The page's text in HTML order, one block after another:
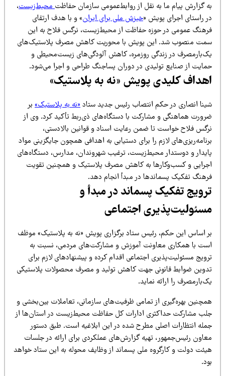
گزارش پیام ما به نقل از روابط‌عمومی سازمان حفاظتمحیط‌زیست،
راستای اجرای پویش «خیزش ملی برای ایران» و با هدف ارتقای
عمومی در حوزه حفاظت از محیط‌زیست، نرگس فلاح به این
منصوب شد. این پویش با محوریت کاهش مصرف پلاستیک‌های
در زندگی روزمره، کاهش آلودگی‌های زیست‌محیطی و
از صنایع تولیدی در دوران پساجنگ طراحی و اجرا می‌شود.
کلیدی پویش «نه به پلاستیک»
انصاری در حکم انتصاب رئیس جدید ستاد«نه به پلاستیک»بر
هماهنگی و مشارکت با دستگاه‌های ذی‌ربط تأکید کرد. وی از
فلاح خواست تا ضمن رعایت اسناد و قوانین بالادستی،
لازم را برای دستیابی به اهدافی همچون جایگزینی مواد
و دوستدار محیط‌زیست، ترغیب شهروندان، مدارس، دستگاه‌های
و کسب‌وکارها به کاهش مصرف پلاستیک و همچنین تقویت
تفکیک پسماندها در مبدأ انجام دهد.
تفکیک پسماند در مبدأ و
اجتماعی
اساس این حکم، رئیس ستاد برگزاری پویش «نه به پلاستیک» موظف
با همکاری معاونت آموزش و مشارکت‌های مردمی، نسبت به
مسئولیت‌پذیری اجتماعی اقدام کرده و پیشنهادهای لازم برای
ضوابط قانونی جهت کاهش تولید و مصرف محصولات پلاستیکی
را ارائه نماید.
بهره‌گیری از تمامی ظرفیت‌های سازمانی، تعاملات بین‌بخشی و
مشارکت حداکثری ادارات کل حفاظت محیط‌زیست در استان‌ها از
انتظارات اصلی مطرح شده در این ابلاغیه است. طبق دستور
رئیس‌جمهور، تهیه گزارش‌های عملکردی برای ارائه در جلسات
دولت و کارگروه ملی پسماند از وظایف محوله به این ستاد خواهد